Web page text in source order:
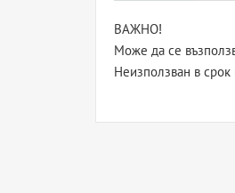
ВАЖНО!
Може да се
Неизползван в срок